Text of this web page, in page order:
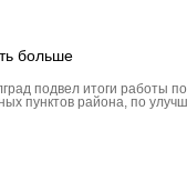
больше
подвел итоги работы
пунктов района, по